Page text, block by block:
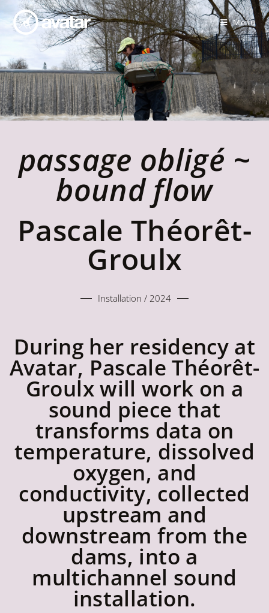
Menu
passage obligé ~
bound flow
Pascale Théorêt-
Groulx
Installation / 2024
During her residency at
Avatar, Pascale Théorêt-
Groulx will work on a
sound piece that
transforms data on
temperature, dissolved
oxygen, and
conductivity, collected
upstream and
downstream from the
dams, into a
multichannel sound
installation.